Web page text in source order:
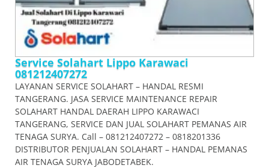
Service Solahart Lippo Karawaci
081212407272
LAYANAN SERVICE SOLAHART – HANDAL RESMI
TANGERANG. JASA SERVICE MAINTENANCE REPAIR
SOLAHART HANDAL DAERAH LIPPO KARAWACI
TANGERANG, SERVICE DAN JUAL SOLAHART PEMANAS AIR
TENAGA SURYA. Call – 081212407272 – 0818201336
DISTRIBUTOR PENJUALAN SOLAHART – HANDAL PEMANAS
AIR TENAGA SURYA JABODETABEK.